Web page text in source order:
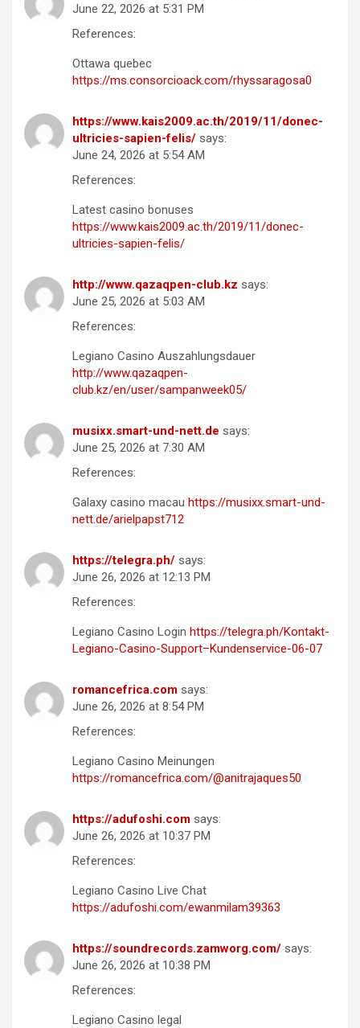
June 22, 2026 at 5:31 PM
References:
Ottawa quebec
https://ms.consorcioack.com/rhyssaragosa0
https://www.kais2009.ac.th/2019/11/donec-
ultricies-sapien-felis/ says:
June 24, 2026 at 5:54 AM
References:
Latest casino bonuses
https://www.kais2009.ac.th/2019/11/donec-
ultricies-sapien-felis/
http://www.qazaqpen-club.kz says:
June 25, 2026 at 5:03 AM
References:
Legiano Casino Auszahlungsdauer
http://www.qazaqpen-
club.kz/en/user/sampanweek05/
musixx.smart-und-nett.de says:
June 25, 2026 at 7:30 AM
References:
Galaxy casino macau https://musixx.smart-und-
nett.de/arielpapst712
https://telegra.ph/ says:
June 26, 2026 at 12:13 PM
References:
Legiano Casino Login https://telegra.ph/Kontakt-
Legiano-Casino-Support–Kundenservice-06-07
romancefrica.com says:
June 26, 2026 at 8:54 PM
References:
Legiano Casino Meinungen
https://romancefrica.com/@anitrajaques50
https://adufoshi.com says:
June 26, 2026 at 10:37 PM
References:
Legiano Casino Live Chat
https://adufoshi.com/ewanmilam39363
https://soundrecords.zamworg.com/ says:
June 26, 2026 at 10:38 PM
References:
Legiano Casino legal